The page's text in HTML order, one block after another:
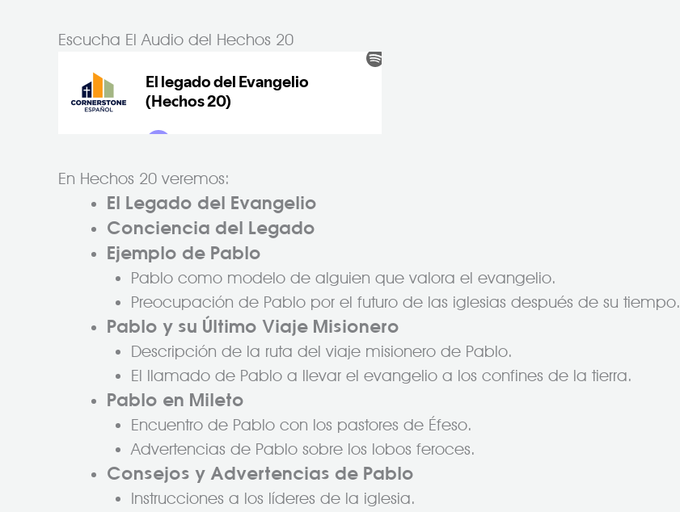
Escucha El Audio del Hechos 20
En Hechos 20 veremos:
El Legado del Evangelio
Conciencia del Legado
Ejemplo de Pablo
Pablo como modelo de alguien que valora el evangelio.
Preocupación de Pablo por el futuro de las iglesias después de su tiempo.
Pablo y su Último Viaje Misionero
Descripción de la ruta del viaje misionero de Pablo.
El llamado de Pablo a llevar el evangelio a los confines de la tierra.
Pablo en Mileto
Encuentro de Pablo con los pastores de Éfeso.
Advertencias de Pablo sobre los lobos feroces.
Consejos y Advertencias de Pablo
Instrucciones a los líderes de la iglesia.